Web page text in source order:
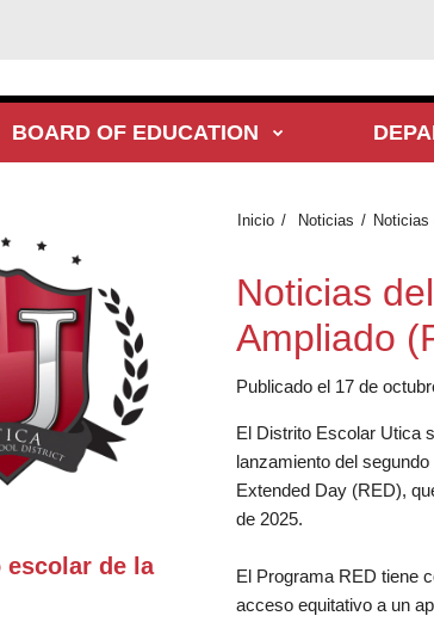
BOARD OF EDUCATION
Inicio Noticias
Noticias
Ampliado
Publicado el 17 de
El Distrito Escolar Utica
lanzamiento del
Extended Day (RED),
de 2025.
El Programa RED tiene
acceso equitativo a un
de la